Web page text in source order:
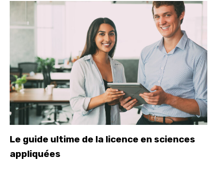
Le guide ultime de la licence en sciences
appliquées